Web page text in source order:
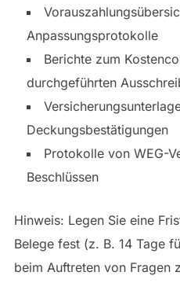
Anpassungsprotokolle
Berichte zum
durchgeführten
Deckungsbestätigungen
Protokolle von WEG-
Beschlüssen
Hinweis: Legen Sie eine
Belege fest (z. B. 14 Tage
beim Auftreten von Fragen